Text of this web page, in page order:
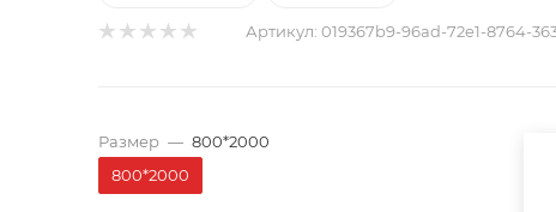
Артикул: 019367b9-96ad-72e1-8764-
Размер — 800*2000
800*2000